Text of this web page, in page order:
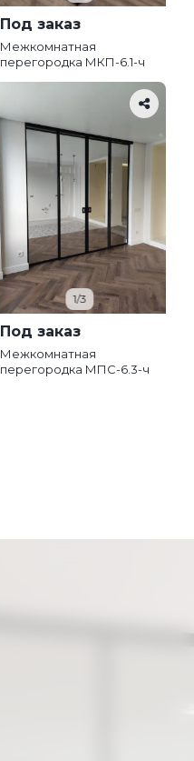
Под заказ
Межкомнатная
перегородка МКП-6.1-ч
1/3
Под заказ
Межкомнатная
перегородка МПС-6.3-ч